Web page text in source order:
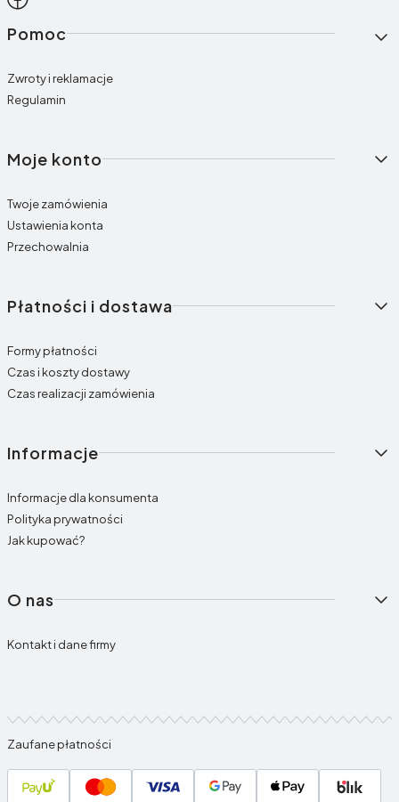
Linki w stopce
Pomoc
Zwroty i reklamacje
Regulamin
Moje konto
Twoje zamówienia
Ustawienia konta
Przechowalnia
Płatności i dostawa
Formy płatności
Czas i koszty dostawy
Czas realizacji zamówienia
Informacje
Informacje dla konsumenta
Polityka prywatności
Jak kupować?
O nas
Kontakt i dane firmy
Zaufane płatności